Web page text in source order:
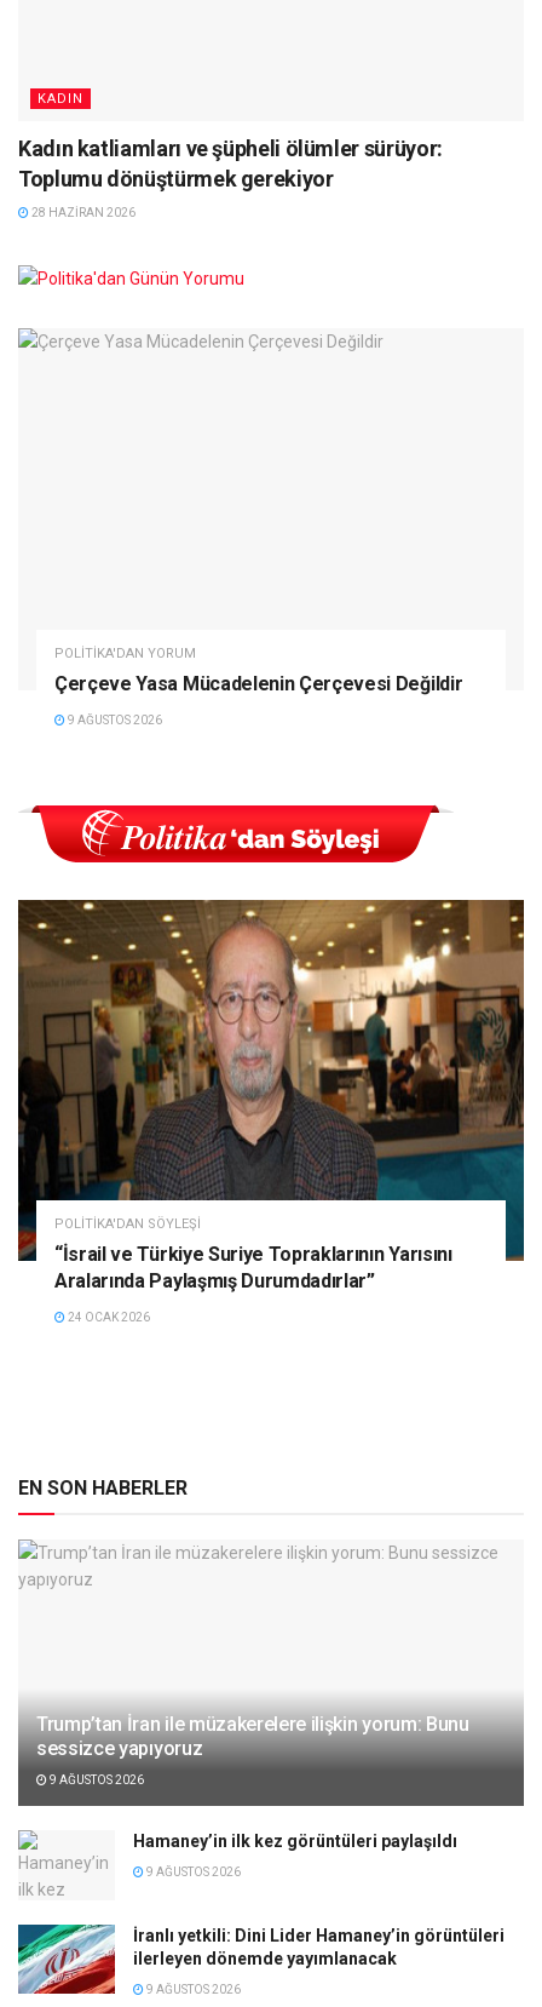
KADIN
Kadın katliamları ve şüpheli ölümler sürüyor:
Toplumu dönüştürmek gerekiyor
28 HAZIRAN 2026
POLITIKA'DAN YORUM
Çerçeve Yasa Mücadelenin Çerçevesi Değildir
9 AĞUSTOS 2026
POLITIKA'DAN SÖYLEŞI
“İsrail ve Türkiye Suriye Topraklarının Yarısını
Aralarında Paylaşmış Durumdadırlar”
24 OCAK 2026
EN SON HABERLER
Trump’tan İran ile müzakerelere ilişkin yorum: Bunu
sessizce yapıyoruz
9 AĞUSTOS 2026
Hamaney’in ilk kez görüntüleri paylaşıldı
9 AĞUSTOS 2026
İranlı yetkili: Dini Lider Hamaney’in görüntüleri
ilerleyen dönemde yayımlanacak
9 AĞUSTOS 2026